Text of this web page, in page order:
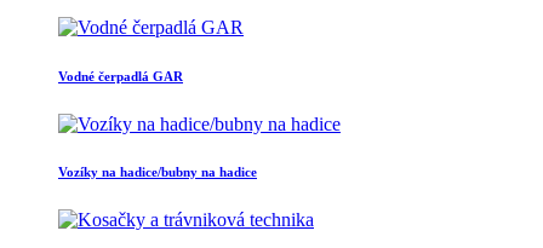
Vodné čerpadlá GAR
Vozíky na hadice/bubny na hadice